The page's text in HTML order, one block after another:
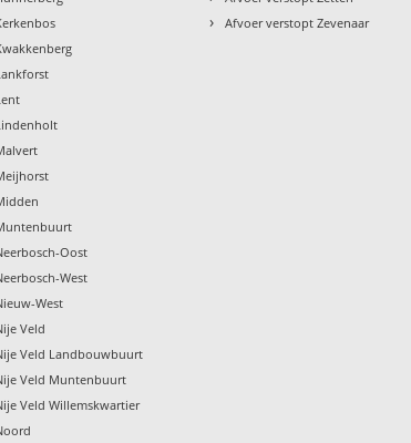
Oost
West
West
Veld
Veld Landbouwbuurt
Veld Muntenbuurt
Veld Willemskwartier
› Afvoer verstopt Zevenaar